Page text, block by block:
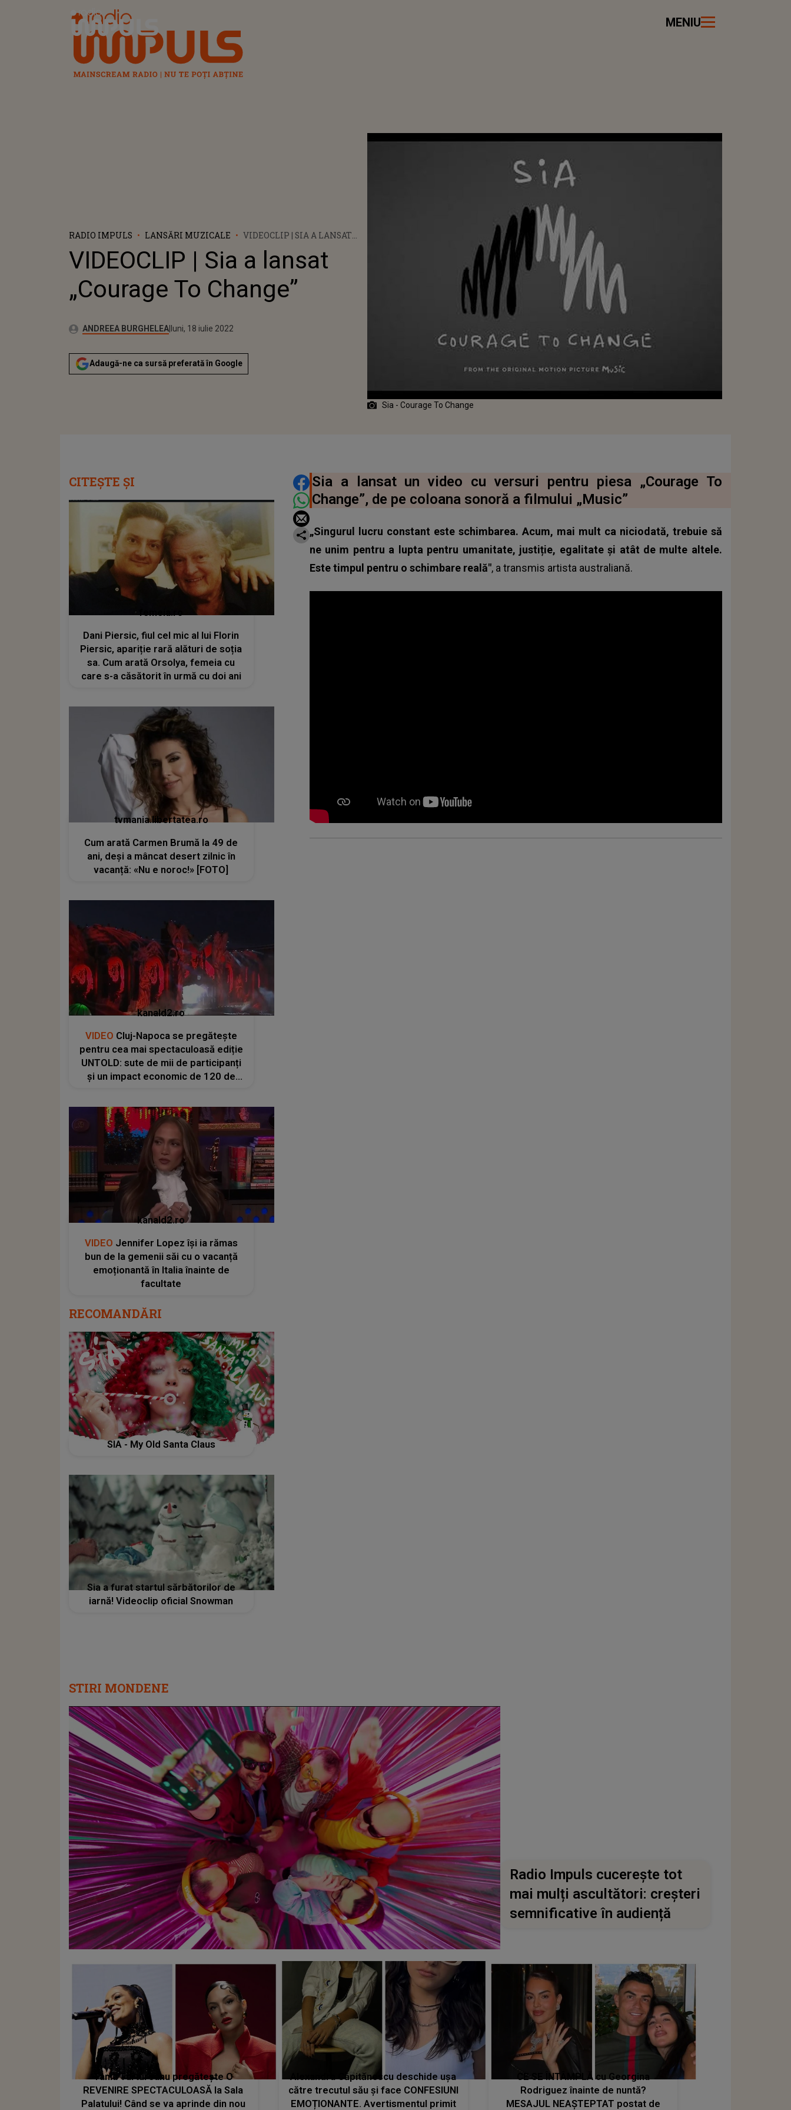
Radio Impuls MENIU
RADIO IMPULS LANSĂRI MUZICALE
VIDEOCLIP | SIA A LANSAT
VIDEOCLIP | Sia a lansat
„Courage To Change”
Autor:ANDREEA BURGHELEAPublicat:
miercuri, 13 ianuarie 2021
Actualizat:
luni, 18 iulie 2022
Adaugă-ne ca sursă preferată în Google
Sia - Courage To Change
DISTRIBUIE ARTICOLUL
Sia a lansat un video cu versuri pentru piesa „Courage To
Change”, de pe coloana sonoră a filmului „Music”
„Singurul lucru constant este schimbarea. Acum, mai mult ca niciodată, trebuie să
ne unim pentru a lupta pentru umanitate, justiție, egalitate și atât de multe altele.
Este timpul pentru o schimbare reală", a transmis artista australiană.
CITEȘTE ȘI
femeia.ro
Dani Piersic, fiul cel mic al lui Florin
Piersic, apariție rară alături de soția
sa. Cum arată Orsolya, femeia cu
care s-a căsătorit în urmă cu doi ani
tvmania.libertatea.ro
Cum arată Carmen Brumă la 49 de
ani, deși a mâncat desert zilnic în
vacanță: «Nu e noroc!» [FOTO]
kanald2.ro
VIDEO Cluj-Napoca se pregătește
pentru cea mai spectaculoasă ediție
UNTOLD: sute de mii de participanți
și un impact economic de 120 de
kanald2.ro
VIDEO Jennifer Lopez își ia rămas
bun de la gemenii săi cu o vacanță
emoționantă în Italia înainte de
facultate
RECOMANDĂRI
SIA - My Old Santa Claus
Sia a furat startul sărbătorilor de
iarnă! Videoclip oficial Snowman
STIRI MONDENE
Radio Impuls cucerește tot
mai mulți ascultători: creșteri
semnificative în audiență
Tania Turtureanu pregătește O
REVENIRE SPECTACULOASĂ la Sala
Palatului! Când se va aprinde din nou
Alexandra Căpitănescu deschide ușa
către trecutul său și face CONFESIUNI
EMOȚIONANTE. Avertismentul primit
CE SE ÎNTÂMPLĂ cu Georgina
Rodriguez înainte de nuntă?
MESAJUL NEAȘTEPTAT postat de